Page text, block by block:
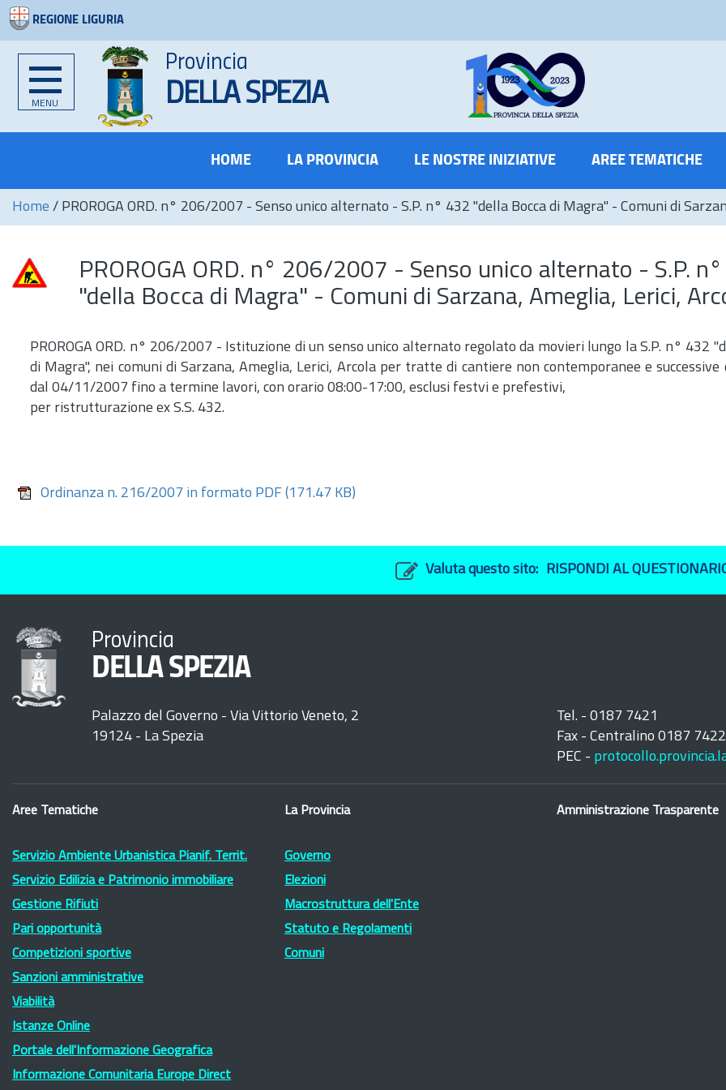
REGIONE LIGURIA
MENU
Provincia
DELLA SPEZIA
HOME LA PROVINCIA LE NOSTRE INIZIATIVE AREE TEMATICHE
Home / PROROGA ORD. n° 206/2007 - Senso unico alternato - S.P. n° 432 "della Bocca di Magra" - Comuni di
PROROGA ORD. n° 206/2007 - Senso unico alternato - S.P.
"della Bocca di Magra" - Comuni di Sarzana, Ameglia, Lerici,
PROROGA ORD. n° 206/2007 - Istituzione di un senso unico alternato regolato da movieri lungo la S.P. n° 432
di Magra", nei comuni di Sarzana, Ameglia, Lerici, Arcola per tratte di cantiere non contemporanee e successive
dal 04/11/2007 fino a termine lavori, con orario 08:00-17:00, esclusi festvi e prefestivi,
per ristrutturazione ex S.S. 432.
Ordinanza n. 216/2007 in formato PDF (171.47 KB)
Valuta questo sito: RISPONDI AL
Provincia
DELLA SPEZIA
Palazzo del Governo - Via Vittorio Veneto, 2
19124 - La Spezia
Tel. - 0187 7421
Fax - Centralino 0187
PEC -
Aree Tematiche
Servizio Ambiente Urbanistica Pianif. Territ.
Servizio Edilizia e Patrimonio immobiliare
Gestione Rifiuti
Pari opportunità
Competizioni sportive
Sanzioni amministrative
Viabilità
Istanze Online
Portale dell'Informazione Geografica
Informazione Comunitaria Europe Direct
La Provincia
Governo
Elezioni
Macrostruttura dell'Ente
Statuto e Regolamenti
Comuni
Amministrazione Trasparente